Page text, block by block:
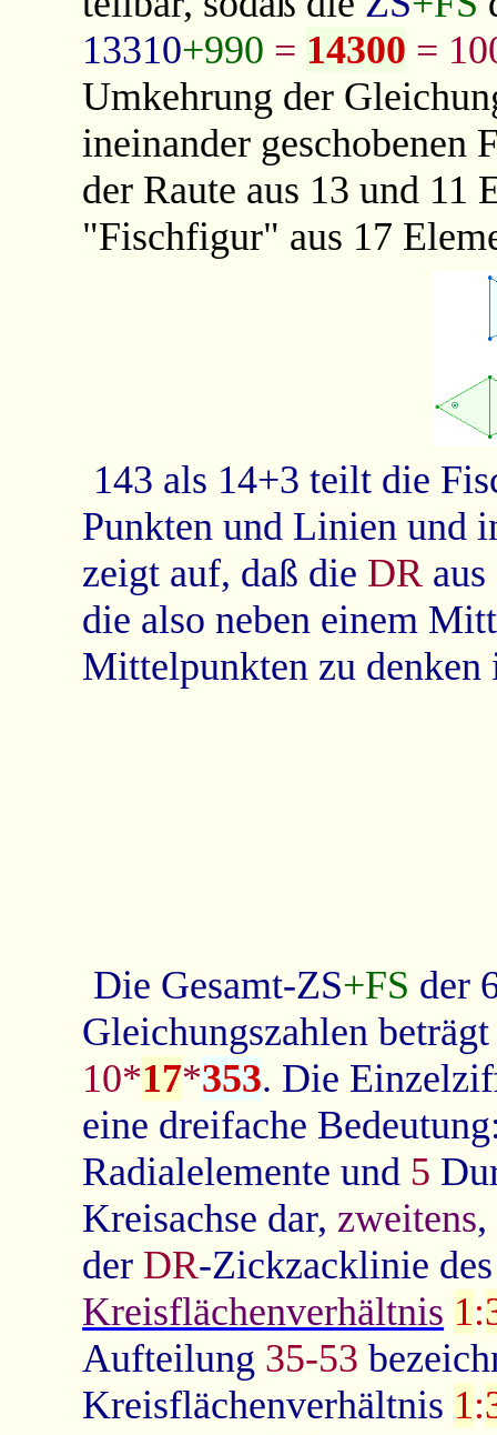
13310+990 = 14300 =
Umkehrung der
ineinander geschobenen
der Raute aus 13 und 11
"Fischfigur" aus 17
143 als 14+3 teilt die
Punkten und Linien und
zeigt auf, daß die DR
die also neben einem
Mittelpunkten zu denken
Die Gesamt-ZS+FS der
Gleichungszahlen
10*17*353. Die
eine dreifache
Radialelemente und 5
Kreisachse dar, zweitens
der DR-Zickzacklinie
Kreisflächenverhältnis 1:
Aufteilung 35-53
Kreisflächenverhältnis 1: